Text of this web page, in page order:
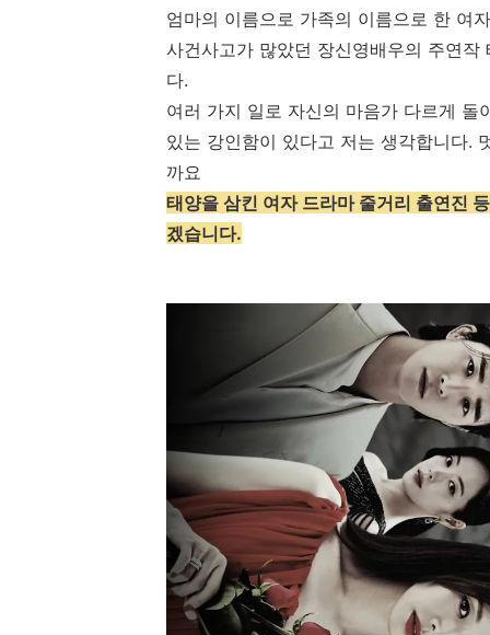
엄마의 이름으로 가족의 이름으로 한 여
사건사고가 많았던 장신영배우의 주연
다.
여러 가지 일로 자신의 마음가 다르게
있는 강인함이 있다고 저는 생각합니다.
까요
태양을 삼킨 여자 드라마 줄거리 출연진
겠습니다.